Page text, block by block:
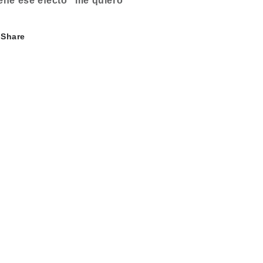
Share